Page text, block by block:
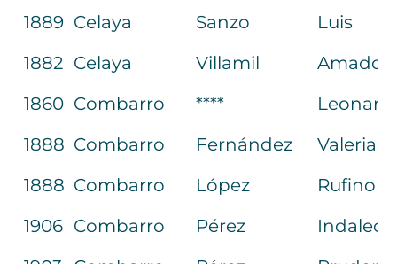
1889 Celaya Sanzo
Luis
1882 Celaya Villamil
Amador
1860 Combarro ****
1888 Combarro Fernández
1888 Combarro López
Rufino
1906 Combarro Pérez